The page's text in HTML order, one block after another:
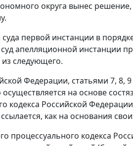
округа вынес
первой инстанции в
апелляционной инстанции
следующего.
Федерации, статьями 7, 8, 9
на основе
кодекса Российской
как на основания
процессуального кодекса